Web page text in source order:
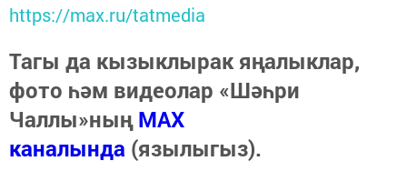
https://max.ru/tatmedia
Тагы да кызыклырак яңалыклар,
фото һәм видеолар «Шәһри
Чаллы»ныңMAX
каналында (язылыгыз).